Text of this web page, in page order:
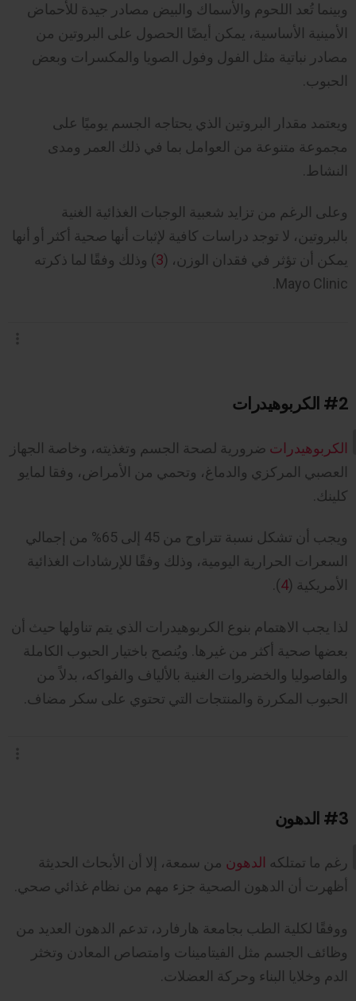
وبينما تُعد اللحوم والأسماك والبيض مصادر جيدة للأحماض
الأمينية الأساسية، يمكن أيضًا الحصول على البروتين من
مصادر نباتية مثل الفول وفول الصويا والمكسرات وبعض
الحبوب.
ويعتمد مقدار البروتين الذي يحتاجه الجسم يوميًا على
مجموعة متنوعة من العوامل بما في ذلك العمر ومدى
النشاط.
وعلى الرغم من تزايد شعبية الوجبات الغذائية الغنية
بالبروتين، لا توجد دراسات كافية لإثبات أنها صحية أكثر أو أنها
يمكن أن تؤثر في فقدان الوزن، (3) وذلك وفقًا لما ذكرته
Mayo Clinic.
#2 الكربوهيدرات
الكربوهيدرات ضرورية لصحة الجسم وتغذيته، وخاصة الجهاز
العصبي المركزي والدماغ، وتحمي من الأمراض، وفقا لمايو
كلينك.
ويجب أن تشكل نسبة تتراوح من 45 إلى 65% من إجمالي
السعرات الحرارية اليومية، وذلك وفقًا للإرشادات الغذائية
الأمريكية (4
).
لذا يجب الاهتمام بنوع الكربوهيدرات الذي يتم تناولها حيث أن
بعضها صحية أكثر من غيرها. ويُنصح باختيار الحبوب الكاملة
والفاصوليا والخضروات الغنية بالألياف والفواكه، بدلاً من
الحبوب المكررة والمنتجات التي تحتوي على سكر مضاف.
#3 الدهون
رغم ما تمتلكه الدهون من سمعة، إلا أن الأبحاث الحديثة
أظهرت أن الدهون الصحية جزء مهم من نظام غذائي صحي.
ووفقًا لكلية الطب بجامعة هارفارد، تدعم الدهون العديد من
وظائف الجسم مثل الفيتامينات وامتصاص المعادن وتخثر
الدم وخلايا البناء وحركة العضلات.